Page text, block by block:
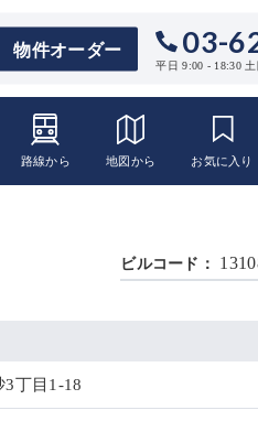
物件オーダー 03-
平日 9:00 - 18:30
路線から 地図から お気に入り
ビルコード：
3丁目1-18